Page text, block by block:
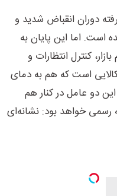
دوران انقباض شدید و
است. اما این پایان به
کنترل انتظارات و
است که هم به دمای
دو عامل در کنار هم
رسمی خواهد بود: نشانه‌ای